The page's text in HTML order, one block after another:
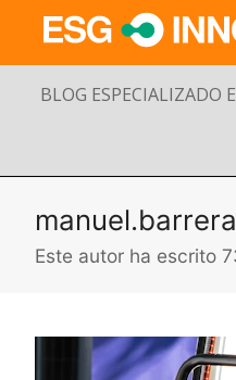
BLOG ESPECIALIZADO
Este autor ha escrito